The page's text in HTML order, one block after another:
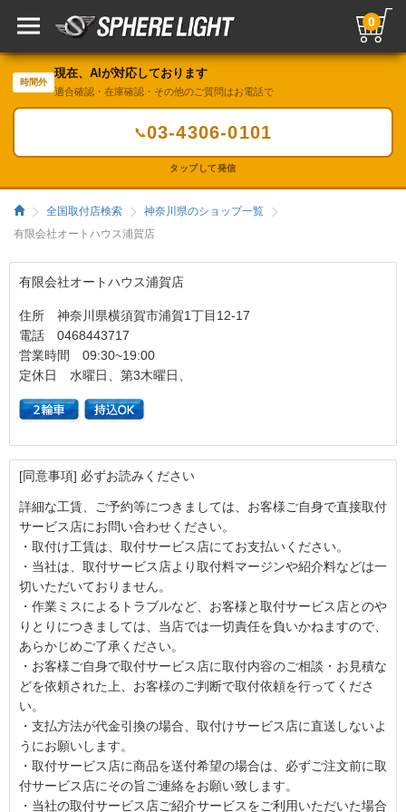
0
時間外
現在、AIが対応しております
適合確認・在庫確認・その他のご質問はお電話で
📞03-4306-0101
タップして発信
全国取付店検索
神奈川県のショップ一覧
有限会社オートハウス浦賀店
有限会社オートハウス浦賀店
住所 神奈川県横須賀市浦賀1丁目12-17
電話 0468443717
営業時間 09:30~19:00
定休日 水曜日、第3木曜日、
[同意事項] 必ずお読みください
詳細な工賃、ご予約等につきましては、お客様ご自身で直接取付
サービス店にお問い合わせください。
・取付け工賃は、取付サービス店にてお支払いください。
・当社は、取付サービス店より取付料マージンや紹介料などは一
切いただいておりません。
・作業ミスによるトラブルなど、お客様と取付サービス店とのや
りとりにつきましては、当店では一切責任を負いかねますので、
あらかじめご了承ください。
・お客様ご自身で取付サービス店に取付内容のご相談・お見積な
どを依頼された上、お客様のご判断で取付依頼を行ってくださ
い。
・支払方法が代金引換の場合、取付けサービス店に直送しないよ
うにお願いします。
・取付サービス店に商品を送付希望の場合は、必ずご注文前に取
付サービス店にその旨ご連絡をお願い致します。
・当社の取付サービス店ご紹介サービスをご利用いただいた場合